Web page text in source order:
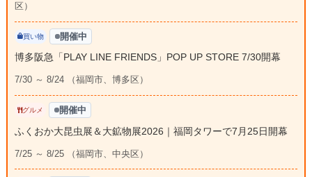
区）
買い物 開催中
博多阪急「PLAY LINE FRIENDS」POP UP STORE 7/30開幕
7/30 ～ 8/24 （福岡市、博多区）
グルメ 開催中
ふくおか大昆虫展＆大鉱物展2026｜福岡タワーで7月25日開幕
7/25 ～ 8/25 （福岡市、中央区）